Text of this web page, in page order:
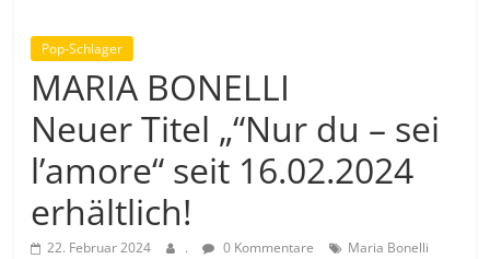
Pop-Schlager
MARIA BONELLI
Neuer Titel „“Nur du – sei
l’amore“ seit 16.02.2024
erhältlich!
22. Februar 2024 . 0 Kommentare Maria Bonelli